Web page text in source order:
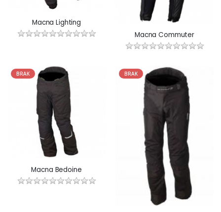
Macna Lighting
Macna Commuter
BRAK
Macna Bedoine
BRAK